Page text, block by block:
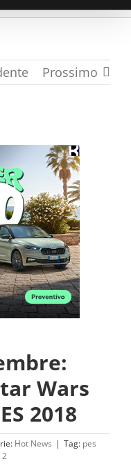
Prossimo
Wars
2018
Hot News | Tag: pes
2